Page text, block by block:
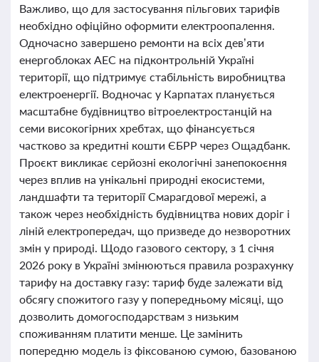
Важливо, що для застосування пільгових тарифів
необхідно офіційно оформити електроопалення.
Одночасно завершено ремонти на всіх дев’яти
енергоблоках АЕС на підконтрольній Україні
території, що підтримує стабільність виробництва
електроенергії. Водночас у Карпатах планується
масштабне будівництво вітроелектростанцій на
семи високогірних хребтах, що фінансується
частково за кредитні кошти ЄБРР через Ощадбанк.
Проєкт викликає серйозні екологічні занепокоєння
через вплив на унікальні природні екосистеми,
ландшафти та території Смарагдової мережі, а
також через необхідність будівництва нових доріг і
ліній електропередач, що призведе до незворотних
змін у природі. Щодо газового сектору, з 1 січня
2026 року в Україні змінюються правила розрахунку
тарифу на доставку газу: тариф буде залежати від
обсягу спожитого газу у попередньому місяці, що
дозволить домогосподарствам з низьким
споживанням платити менше. Це замінить
попередню модель із фіксованою сумою, базованою